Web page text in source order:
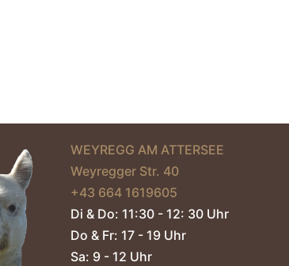
WEYREGG AM ATTERSEE
Weyregger Str. 40
+43 664 1619605‬
Di & Do: 11:30 - 12: 30 Uhr
Do & Fr: 17 - 19 Uhr
Sa: 9 - 12 Uhr